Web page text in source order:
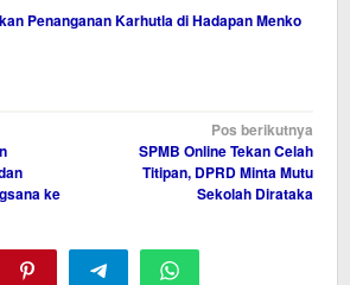
Penanganan Karhutla di Hadapan Menko
ke
Pos berikutnya
SPMB Online Tekan Celah
Titipan, DPRD Minta Mutu
Sekolah Dirataka